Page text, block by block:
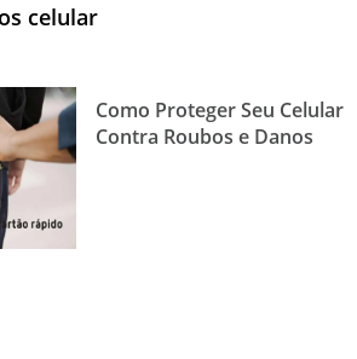
celular
Como Proteger Seu Celular
Contra Roubos e Danos